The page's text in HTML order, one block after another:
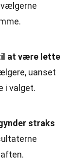
vælgerne
at være lette
uanset
i valget.
straks